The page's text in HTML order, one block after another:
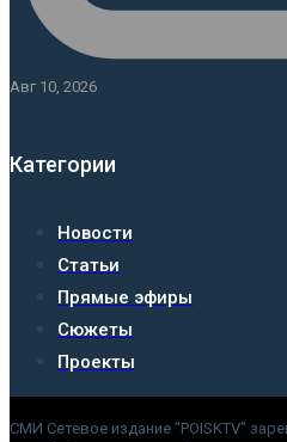
Авг 10, 2026
Категории
Новости
Статьи
Прямые эфиры
Сюжеты
Проекты
СМИ Сетевое издание "POISKTV"